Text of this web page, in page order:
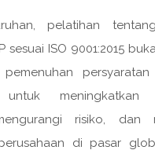
pelatihan
sesuai ISO 9001:2015
persyaratan
meningkatkan
risiko, dan
di pasar